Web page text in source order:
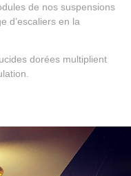
de nos suspensions
d’escaliers en la
dorées multiplient